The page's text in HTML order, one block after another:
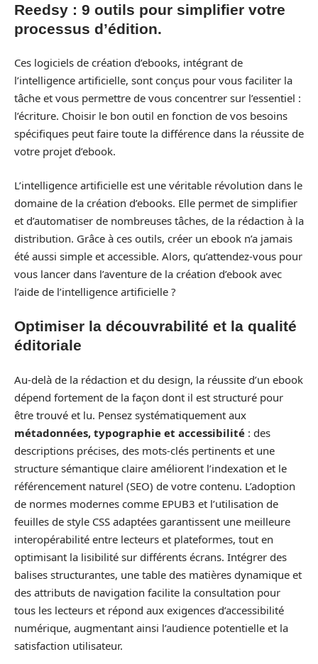
Reedsy : 9 outils pour simplifier votre
processus d’édition.
Ces logiciels de création d’ebooks, intégrant de
l’intelligence artificielle, sont conçus pour vous faciliter la
tâche et vous permettre de vous concentrer sur l’essentiel :
l’écriture. Choisir le bon outil en fonction de vos besoins
spécifiques peut faire toute la différence dans la réussite de
votre projet d’ebook.
L’intelligence artificielle est une véritable révolution dans le
domaine de la création d’ebooks. Elle permet de simplifier
et d’automatiser de nombreuses tâches, de la rédaction à la
distribution. Grâce à ces outils, créer un ebook n’a jamais
été aussi simple et accessible. Alors, qu’attendez-vous pour
vous lancer dans l’aventure de la création d’ebook avec
l’aide de l’intelligence artificielle ?
Optimiser la découvrabilité et la qualité
éditoriale
Au-delà de la rédaction et du design, la réussite d’un ebook
dépend fortement de la façon dont il est structuré pour
être trouvé et lu. Pensez systématiquement aux
métadonnées, typographie et accessibilité : des
descriptions précises, des mots-clés pertinents et une
structure sémantique claire améliorent l’indexation et le
référencement naturel (SEO) de votre contenu. L’adoption
de normes modernes comme EPUB3 et l’utilisation de
feuilles de style CSS adaptées garantissent une meilleure
interopérabilité entre lecteurs et plateformes, tout en
optimisant la lisibilité sur différents écrans. Intégrer des
balises structurantes, une table des matières dynamique et
des attributs de navigation facilite la consultation pour
tous les lecteurs et répond aux exigences d’accessibilité
numérique, augmentant ainsi l’audience potentielle et la
satisfaction utilisateur.